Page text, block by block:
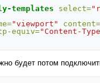
templates
select=
"viewport" content=
equiv="Content-
будет потом